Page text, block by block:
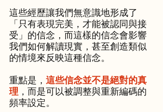
這些經歷讓我們無意識地形成了
「只有表現完美，才能被認同與接
受」的信念，而這樣的信念會影響
我們如何解讀現實，甚至創造類似
的情境來反映這種信念。
重點是， 這些信念並不是絕對的真
理 ，而是可以被調整與重新編碼的
頻率設定。